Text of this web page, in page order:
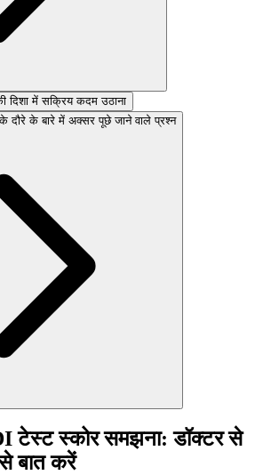
दिशा में सक्रिय कदम उठाना
दौरे के बारे में अक्सर पूछे जाने वाले प्रश्न
टेस्ट स्कोर समझना: डॉक्टर से
बात करें